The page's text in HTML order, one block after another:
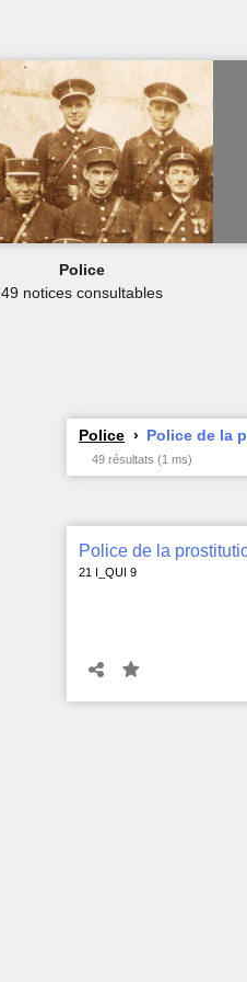
Police
49 notices consultables
Police Police de la
49 résultats (1 ms)
Police de la
21 I_QUI 9